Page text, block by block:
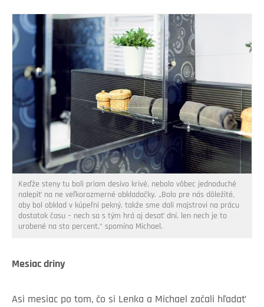
Keďže steny tu boli priam desivo krivé, nebolo vôbec jednoduché
nalepiť na ne veľkorozmerné obkladačky. „Bolo pre nás dôležité,
aby bol obklad v kúpeľni pekný, takže sme dali majstrovi na prácu
dostatok času – nech sa s tým hrá aj desať dní, len nech je to
urobené na sto percent,“ spomína Michael.
Mesiac driny
Asi mesiac po tom, čo si Lenka a Michael začali hľadať